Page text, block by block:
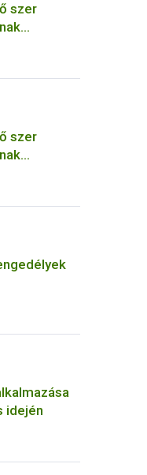
szer
szer
idején